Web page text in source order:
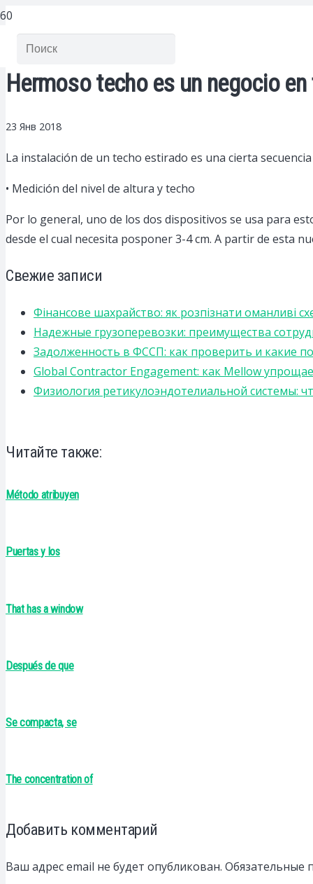
Hermoso techo es un negocio
23 Янв 2018
La instalación de un techo estirado es una cierta
• Medición del nivel de altura y techo
Por lo general, uno de los dos dispositivos se usa para
desde el cual necesita posponer 3-4 cm. A partir de esta
Свежие записи
Фінансове шахрайство: як розпізнати оманливі
Надежные грузоперевозки: преимущества
Задолженность в ФССП: как проверить и какие
Global Contractor Engagement: как Mellow
Физиология ретикулоэндотелиальной системы:
Читайте также:
Método atribuyen
Puertas y los
That has a window
Después de que
Se compacta, se
The concentration of
Добавить комментарий
Ваш адрес email не будет опубликован. Обязательные